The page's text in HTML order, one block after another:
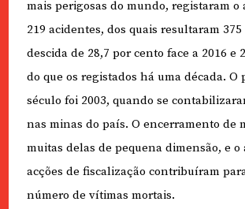
mais perigosas do mundo, registaram o
219 acidentes, dos quais resultaram
descida de 28,7 por cento face a 2016 e
do que os registados há uma década. O
século foi 2003, quando se
nas minas do país. O encerramento de
muitas delas de pequena dimensão, e o
acções de fiscalização contribuíram
número de vítimas mortais.